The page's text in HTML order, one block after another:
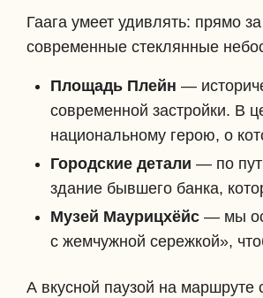
Гаага умеет удивлять: прямо
современные стеклянные
Площадь Плейн —
современной застройки. В
национальному герою, о
Городские детали — по
здание бывшего банка,
Музей Маурицхёйс — мы
с жемчужной сережкой»,
А вкусной паузой на маршруте